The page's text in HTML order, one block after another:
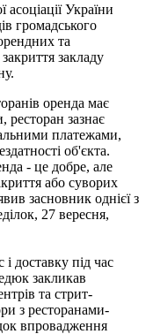
України
громадського
та
закладу
оренда має
зазнає
платежами,
об'єкта.
- це добре, але
або суворих
засновник однієї з
27 вересня,
доставку під час
закликав
та стрит-
з ресторанами-
впровадження